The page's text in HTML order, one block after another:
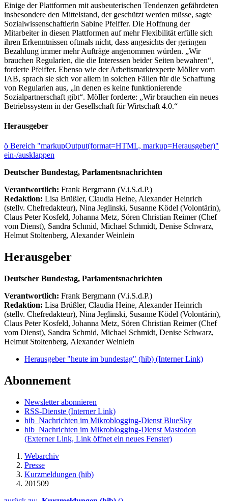
Einige der Plattformen mit ausbeuterischen Tendenzen gefährdeten
insbesondere den Mittelstand, der geschützt werden müsse, sagte
Sozialwissenschaftlerin Sabine Pfeiffer. Die Hoffnung der
Mitarbeiter in diesen Plattformen auf mehr Flexibilität erfülle sich
ihren Erkenntnissen oftmals nicht, dass angesichts der geringen
Bezahlung immer mehr Aufträge angenommen würden. „Wir
brauchen Regularien, die die Interessen beider Seiten bewahren“,
forderte Pfeiffer. Ebenso wie der Arbeitsmarktexperte Möller vom
IAB, sprach sie sich vor allem in solchen Fällen für die Schaffung
von Regularien aus, „in denen es keine funktionierende
Sozialpartnerschaft gibt“. Möller forderte: „Wir brauchen ein neues
Betriebssystem in der Gesellschaft für Wirtschaft 4.0.“
Herausgeber
ö Bereich "markupOutput(format=HTML, markup=Herausgeber)"
ein-/ausklappen
Deutscher Bundestag, Parlamentsnachrichten
Verantwortlich: Frank Bergmann (V.i.S.d.P.)
Redaktion: Lisa Brüßler, Claudia Heine, Alexander Heinrich
(stellv. Chefredakteur), Nina Jeglinski, Susanne Ködel (Volontärin),
Claus Peter Kosfeld, Johanna Metz, Sören Christian Reimer (Chef
vom Dienst), Sandra Schmid, Michael Schmidt, Denise Schwarz,
Helmut Stoltenberg, Alexander Weinlein
Herausgeber
Deutscher Bundestag, Parlamentsnachrichten
Verantwortlich: Frank Bergmann (V.i.S.d.P.)
Redaktion: Lisa Brüßler, Claudia Heine, Alexander Heinrich
(stellv. Chefredakteur), Nina Jeglinski, Susanne Ködel (Volontärin),
Claus Peter Kosfeld, Johanna Metz, Sören Christian Reimer (Chef
vom Dienst), Sandra Schmid, Michael Schmidt, Denise Schwarz,
Helmut Stoltenberg, Alexander Weinlein
Herausgeber "heute im bundestag" (hib) (Interner Link)
Abonnement
Newsletter abonnieren
RSS-Dienste (Interner Link)
hib_Nachrichten im Mikroblogging-Dienst BlueSky
hib_Nachrichten im Mikroblogging-Dienst Mastodon
(Externer Link, Link öffnet ein neues Fenster)
Webarchiv
Presse
Kurzmeldungen (hib)
201509